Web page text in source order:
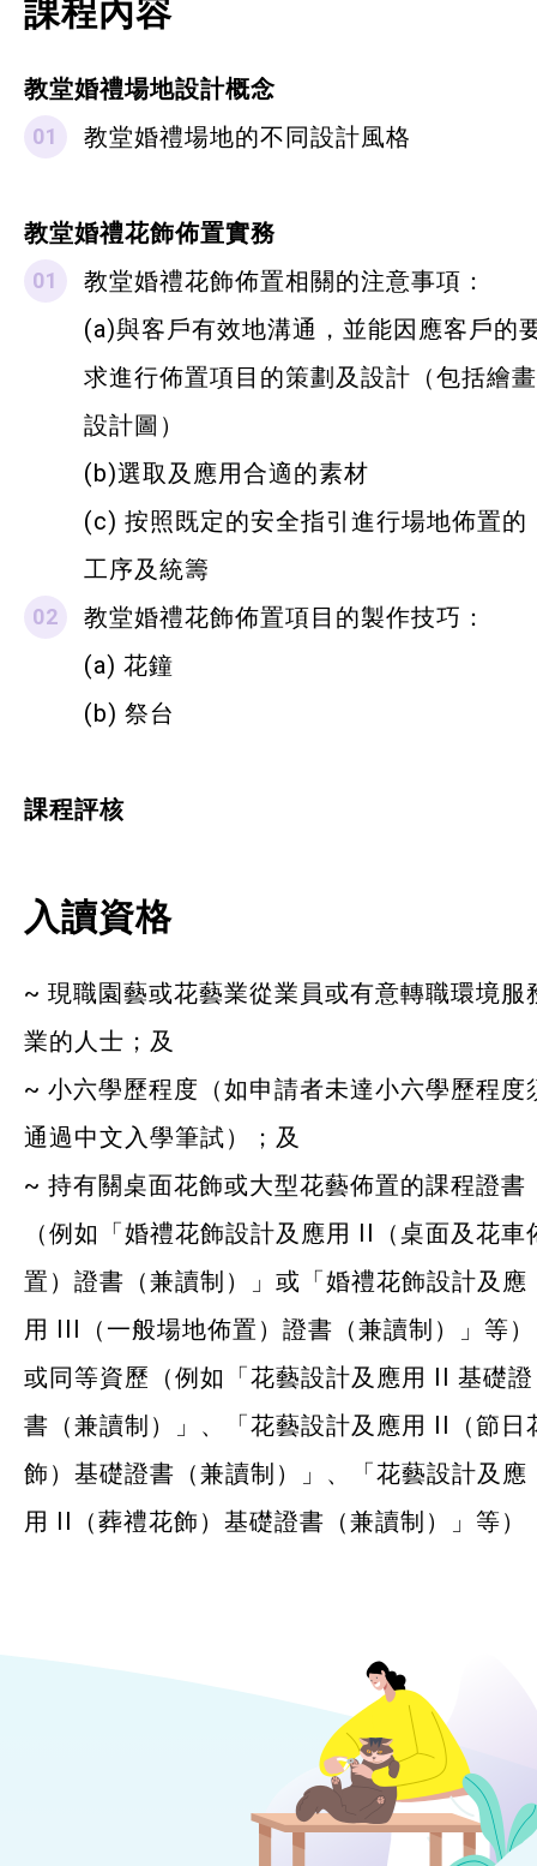
課程內容
教堂婚禮場地設計概念
教堂婚禮場地的不同設計風格
教堂婚禮花飾佈置實務
教堂婚禮花飾佈置相關的注意事項：
(a)與客戶有效地溝通，並能因應客戶的
求進行佈置項目的策劃及設計（包括繪畫
設計圖）
(b)選取及應用合適的素材
(c) 按照既定的安全指引進行場地佈置的
工序及統籌
教堂婚禮花飾佈置項目的製作技巧：
(a) 花鐘
(b) 祭台
課程評核
入讀資格
~ 現職園藝或花藝業從業員或有意轉職環境服
業的人士；及
~ 小六學歷程度（如申請者未達小六學歷程度
通過中文入學筆試）；及
~ 持有關桌面花飾或大型花藝佈置的課程證書
（例如「婚禮花飾設計及應用 II（桌面及花車
置）證書（兼讀制）」或「婚禮花飾設計及應
用 III（一般場地佈置）證書（兼讀制）」等）
或同等資歷（例如「花藝設計及應用 II 基礎證
書（兼讀制）」、「花藝設計及應用 II（節日
飾）基礎證書（兼讀制）」、「花藝設計及應
用 II（葬禮花飾）基礎證書（兼讀制）」等）